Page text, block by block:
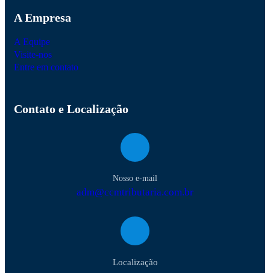
A Empresa
A Equipe
Visite-nos
Entre em contato
Contato e Localização
Nosso e-mail
adm@ccmtributaria.com.br
Localização